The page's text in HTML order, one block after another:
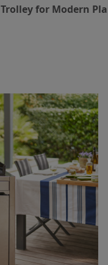
Trolley for Modern